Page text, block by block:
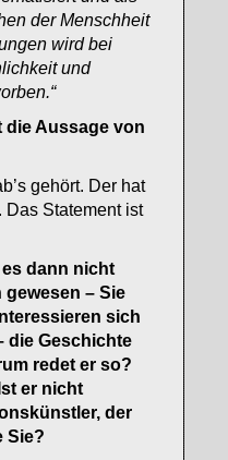
der Menschheit
wird bei
und
die Aussage von
gehört. Der hat
Das Statement ist
dann nicht
– Sie
sich
die Geschichte
redet er so?
er nicht
der
Sie?